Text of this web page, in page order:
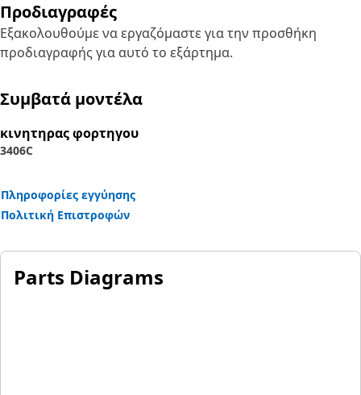
Προδιαγραφές
Εξακολουθούμε να εργαζόμαστε για την προσθήκη
προδιαγραφής για αυτό το εξάρτημα.
Συμβατά μοντέλα
κινητηρας φορτηγου
3406C
Πληροφορίες εγγύησης
Πολιτική Επιστροφών
Parts Diagrams